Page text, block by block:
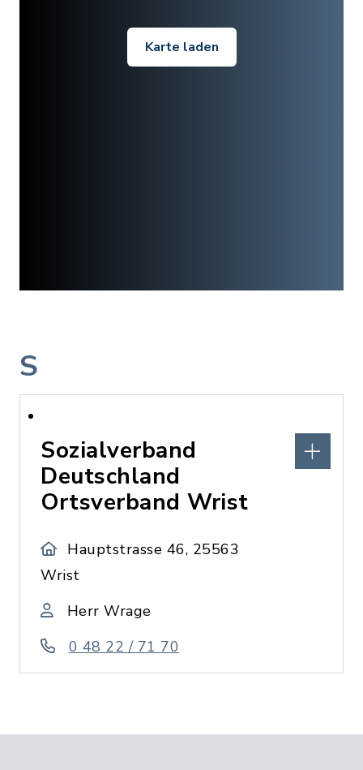
Karte laden
S
Sozialverband
Deutschland
Ortsverband Wrist
Hauptstrasse 46, 25563
Wrist
Herr Wrage
0 48 22 / 71 70